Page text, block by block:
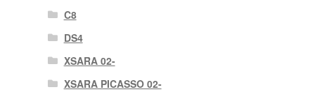
C8
DS4
XSARA 02-
XSARA PICASSO 02-